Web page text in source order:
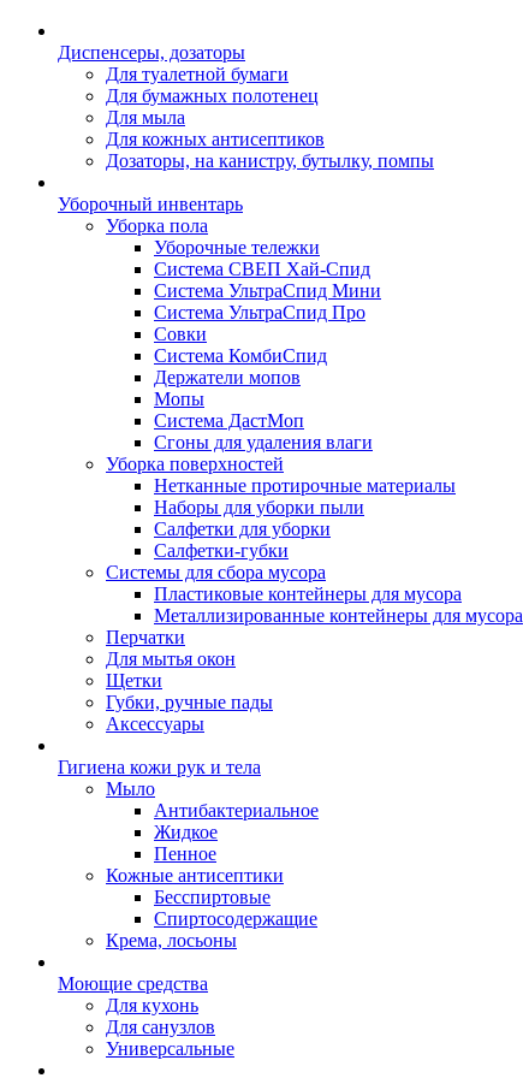
Диспенсеры, дозаторы
Для туалетной бумаги
Для бумажных полотенец
Для мыла
Для кожных антисептиков
Дозаторы, на канистру, бутылку, помпы
Уборочный инвентарь
Уборка пола
Уборочные тележки
Система СВЕП Хай-Спид
Система УльтраСпид Мини
Система УльтраСпид Про
Совки
Система КомбиСпид
Держатели мопов
Мопы
Система ДастМоп
Сгоны для удаления влаги
Уборка поверхностей
Нетканные протирочные материалы
Наборы для уборки пыли
Салфетки для уборки
Салфетки-губки
Системы для сбора мусора
Пластиковые контейнеры для мусора
Металлизированные контейнеры для мусора
Перчатки
Для мытья окон
Щетки
Губки, ручные пады
Аксессуары
Гигиена кожи рук и тела
Мыло
Антибактериальное
Жидкое
Пенное
Кожные антисептики
Бесспиртовые
Cпиртосодержащие
Крема, лосьоны
Моющие средства
Для кухонь
Для санузлов
Универсальные